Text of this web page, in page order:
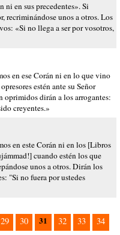
ni en sus precedentes». Si
recriminándose unos a otros. Los
«Si no llega a ser por vosotros,
en ese Corán ni en lo que vino
estén ante su Señor
oprimidos dirán a los arrogantes:
creyentes.»
en este Corán ni en los [Libros
cuando estén los que
unos a otros. Dirán los
"Si no fuera por ustedes
29 30 31 32 33
34